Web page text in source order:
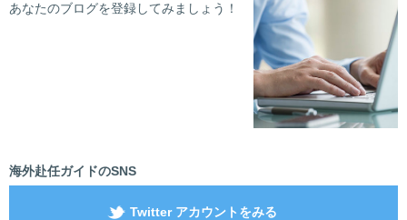
あなたのブログを登録してみましょう！
海外赴任ガイドのSNS
Twitter アカウントをみる